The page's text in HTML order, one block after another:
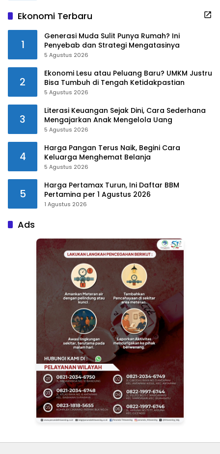
Ekonomi Terbaru
1
Generasi Muda Sulit Punya Rumah? Ini
Penyebab dan Strategi Mengatasinya
5 Agustus 2026
2
Ekonomi Lesu atau Peluang Baru? UMKM Justru
Bisa Tumbuh di Tengah Ketidakpastian
5 Agustus 2026
3
Literasi Keuangan Sejak Dini, Cara Sederhana
Mengajarkan Anak Mengelola Uang
5 Agustus 2026
4
Harga Pangan Terus Naik, Begini Cara
Keluarga Menghemat Belanja
5 Agustus 2026
5
Harga Pertamax Turun, Ini Daftar BBM
Pertamina per 1 Agustus 2026
1 Agustus 2026
Ads